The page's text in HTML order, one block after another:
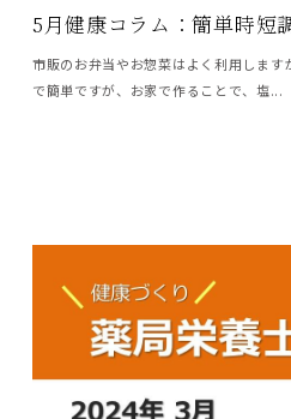
5月健康コラム：簡単時短
市販のお弁当やお惣菜はよく利用しま
で簡単ですが、お家で作ることで、塩...